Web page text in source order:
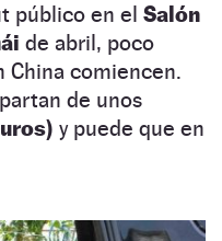
público en el Salón
de abril, poco
China comiencen.
de unos
y puede que en